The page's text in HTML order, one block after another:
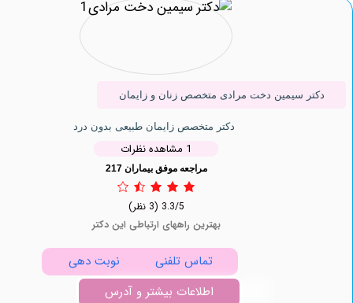
سیمین دخت مرادی متخصص زنان و زایمان
دکتر متخصص زایمان طبیعی بدون درد
مراجعه موفق بیماران 217
بهترین راههای ارتباطی این دکتر
تماس تلفنی
نوبت دهی
اطلاعات بیشتر و آدرس